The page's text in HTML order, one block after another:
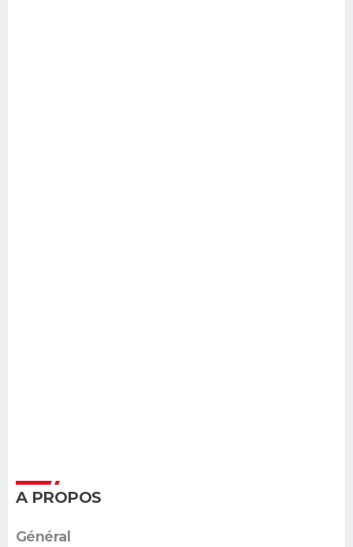
A PROPOS
Général